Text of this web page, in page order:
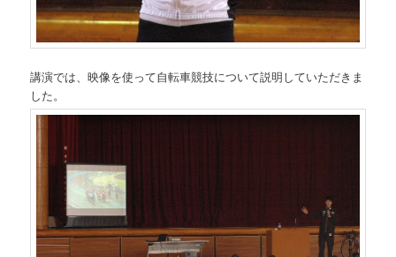
講演では、映像を使って自転車競技について説明していただきま
した。